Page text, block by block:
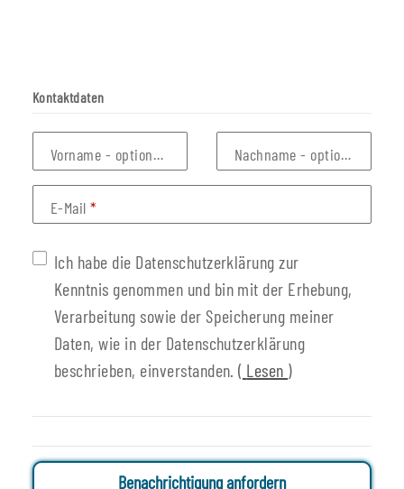
Kontaktdaten
Vorname - optionale Angabe Nachname - optionale
E-Mail
Ich habe die Datenschutzerklärung zur
Kenntnis genommen und bin mit der Erhebung,
Verarbeitung sowie der Speicherung meiner
Daten, wie in der Datenschutzerklärung
beschrieben, einverstanden.( Lesen )
Benachrichtigung anfordern